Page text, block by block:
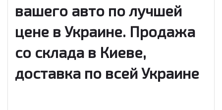
вашего авто по лучшей
цене в Украине. Продажа
со склада в Киеве,
доставка по всей Украине